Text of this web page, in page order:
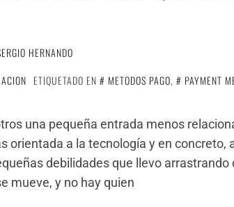
HERNANDO
ETIQUETADO EN METODOS PAGO, PAYMENT
una pequeña entrada menos
orientada a la tecnología y en concreto,
debilidades que llevo arrastrando
mueve, y no hay quien